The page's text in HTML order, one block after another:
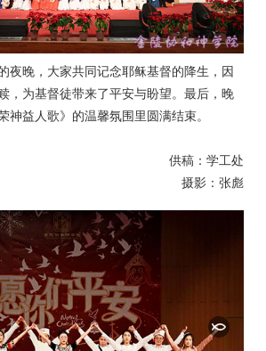
夜晚，大家共同记念耶稣基督的降生，因
，为基督徒带来了平安与盼望。最后，晚
神益人歌》的温馨氛围里圆满结束。
供稿：学工处
摄影：张彪